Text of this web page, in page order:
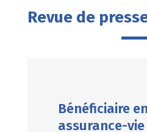
Revue de
Bénéficiaire en
assurance-